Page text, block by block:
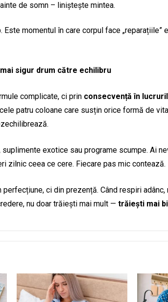
de somn – liniștește mintea.
Este momentul în care corpul face „reparațiile”
sigur drum către echilibru
complicate, ci prin consecvență în
patru coloane care susțin orice formă de
exotice sau programe scumpe. Ai
zilnic ceea ce cere. Fiecare pas mic contează.
ci din prezență. Când respiri
nu doar trăiești mai mult — trăiești mai